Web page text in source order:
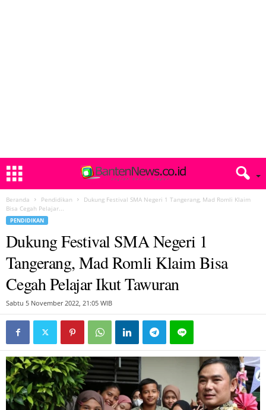
Beranda Pendidikan
Dukung Festival SMA Negeri 1 Tangerang, Mad Romli Klaim
Bisa Cegah Pelajar...
PENDIDIKAN
Dukung Festival SMA Negeri 1
Tangerang, Mad Romli Klaim Bisa
Cegah Pelajar Ikut Tawuran
Sabtu 5 November 2022, 21:05 WIB